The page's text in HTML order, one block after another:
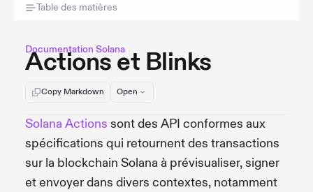
Table des matières
Documentation Solana
Actions et Blinks
Copy Markdown Open
Solana Actions sont des API conformes aux
spécifications qui retournent des transactions
sur la blockchain Solana à prévisualiser, signer
et envoyer dans divers contextes, notamment